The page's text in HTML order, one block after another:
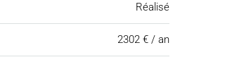
Réalisé
2302 € / an